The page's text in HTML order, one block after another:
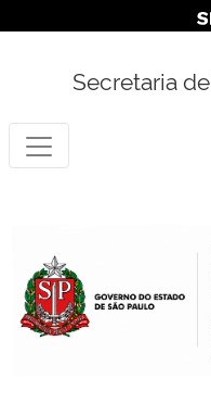
Secretaria de